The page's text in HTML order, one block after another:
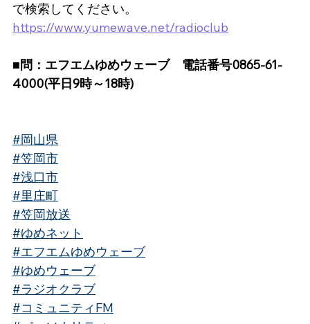
で検索してください。
https://www.yumewave.net/radioclub
■問：エフエムゆめウェーブ　電話番号0865-61-
4000(平日9時～18時)
#岡山県
#笠岡市
#浅口市
#里庄町
#笠岡放送
#ゆめネット
#エフエムゆめウェーブ
#ゆめウェーブ
#ラジオクラブ
#コミュニティFM